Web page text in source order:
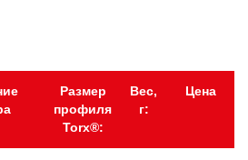
Размер
профиля
Torx®:
Вес,
г:
Цена